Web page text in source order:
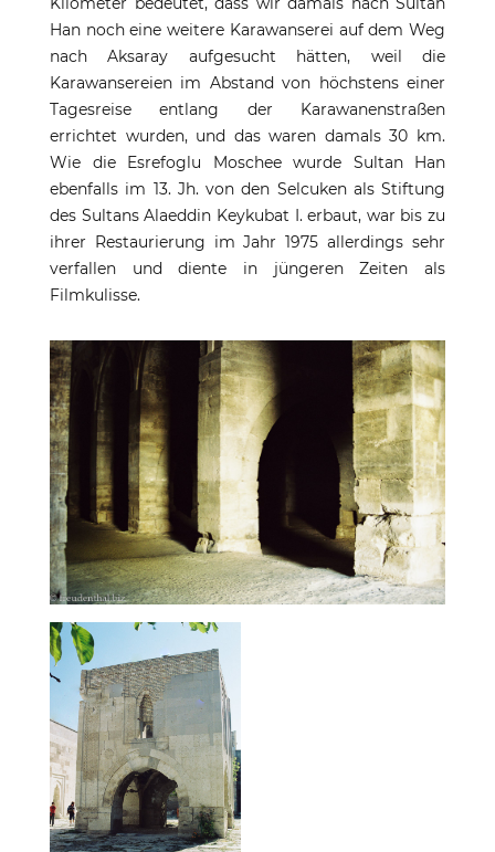
Han noch eine weitere Karawanserei auf dem Weg
nach Aksaray aufgesucht hätten, weil die
Karawansereien im Abstand von höchstens einer
Tagesreise entlang der Karawanenstraßen
errichtet wurden, und das waren damals 30 km.
Wie die Esrefoglu Moschee wurde Sultan Han
ebenfalls im 13. Jh. von den Selcuken als Stiftung
des Sultans Alaeddin Keykubat I. erbaut, war bis zu
ihrer Restaurierung im Jahr 1975 allerdings sehr
verfallen und diente in jüngeren Zeiten als
Filmkulisse.